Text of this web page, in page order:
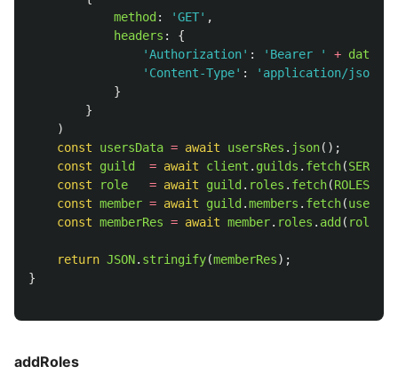
method : 'GET' ,
headers :
{
'Authorization' : ' Bearer ' + data
' Content-Type' : ' application/json
}
}
)
const
usersData = await usersRes . json();
const
guild = await client . guilds . fetch(
const
role = await guild . roles . fetch(ROLES_ID
const member = await guild .members . fetch(
const memberRes = await member. roles . add ( role
return JSON. stringify(memberRes);
}
addRoles